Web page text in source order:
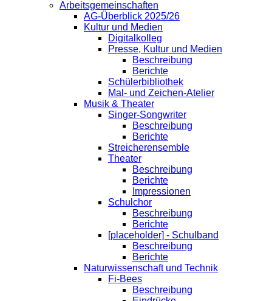
Arbeitsgemeinschaften
AG-Überblick 2025/26
Kultur und Medien
Digitalkolleg
Presse, Kultur und Medien
Beschreibung
Berichte
Schülerbibliothek
Mal- und Zeichen-Atelier
Musik & Theater
Singer-Songwriter
Beschreibung
Berichte
Streicherensemble
Theater
Beschreibung
Berichte
Impressionen
Schulchor
Beschreibung
Berichte
[placeholder] - Schulband
Beschreibung
Berichte
Naturwissenschaft und Technik
Fi-Bees
Beschreibung